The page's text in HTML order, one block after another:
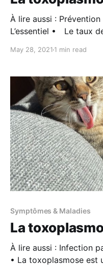
À lire aussi :
L’essentiel • Le taux de transmission du virus de la
maximal au troisième
de malformations chez
May 28, 2021 1 min read
Symptômes & Maladies
La
À lire aussi : Infection par la
• La toxoplasmose est